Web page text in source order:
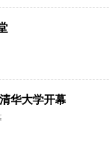
华大学开幕